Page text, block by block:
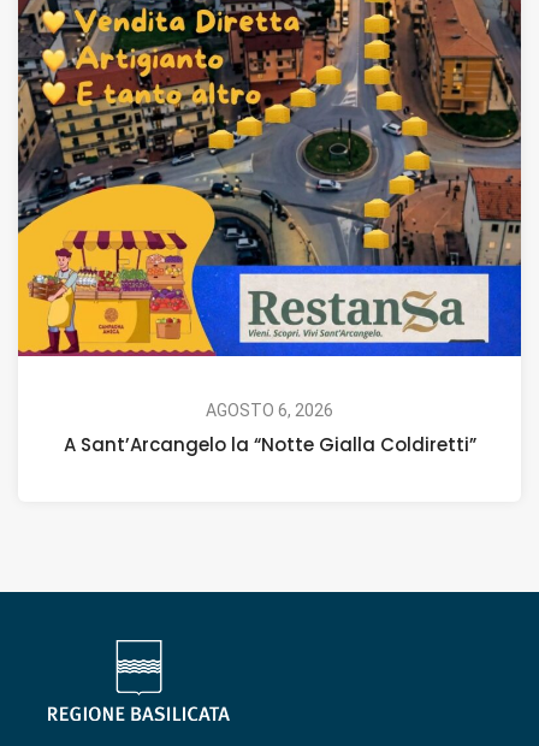
AGOSTO 6, 2026
A Sant’Arcangelo la “Notte Gialla Coldiretti”